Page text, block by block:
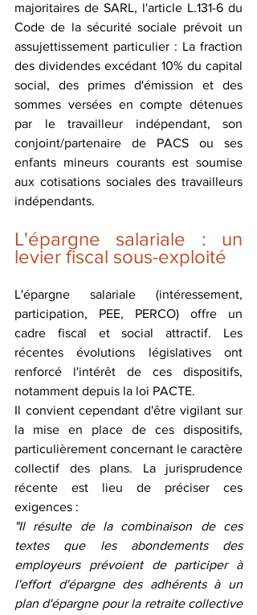
majoritaires de SARL, l'article L.131-6 du
Code de la sécurité sociale prévoit un
assujettissement particulier : La fraction
des dividendes excédant 10% du capital
social, des primes d'émission et des
sommes versées en compte détenues
par le travailleur indépendant, son
conjoint/partenaire de PACS ou ses
enfants mineurs courants est soumise
aux cotisations sociales des travailleurs
indépendants.
L'épargne salariale : un
levier fiscal sous-exploité
L'épargne salariale (intéressement,
participation, PEE, PERCO) offre un
cadre fiscal et social attractif. Les
récentes évolutions législatives ont
renforcé l'intérêt de ces dispositifs,
notamment depuis la loi PACTE.
Il convient cependant d'être vigilant sur
la mise en place de ces dispositifs,
particulièrement concernant le caractère
collectif des plans. La jurisprudence
récente est lieu de préciser ces
exigences :
"Il résulte de la combinaison de ces
textes que les abondements des
employeurs prévoient de participer à
l'effort d'épargne des adhérents à un
plan d'épargne pour la retraite collective